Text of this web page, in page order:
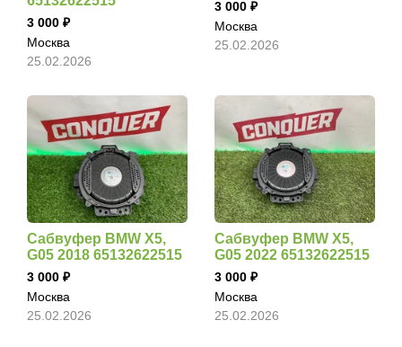
3 000
Москва
25.02.2026
3 000
Москва
25.02.2026
Сабвуфер BMW X5,
G05 2018 65132622515
3 000
Москва
25.02.2026
Сабвуфер BMW X5,
G05 2022 65132622515
3 000
Москва
25.02.2026